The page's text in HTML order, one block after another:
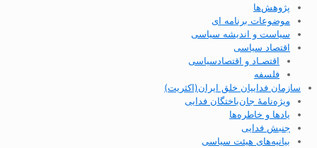
پژوهش‌ها
موضوعات برنامه ای
سیاست و اندیشه سیاسی
اقتصاد سیاسی
اقتصـاد و اقتصاد‌سیاسی
فلسفه
سازمان فداییان خلق ایران(اکثریت)
ویژه‌نامهٔ جان‌باختگان فدایی
یادها و خاطره‌ها
جنبش فدایی
بیانیه‌های هیئت سیاسی